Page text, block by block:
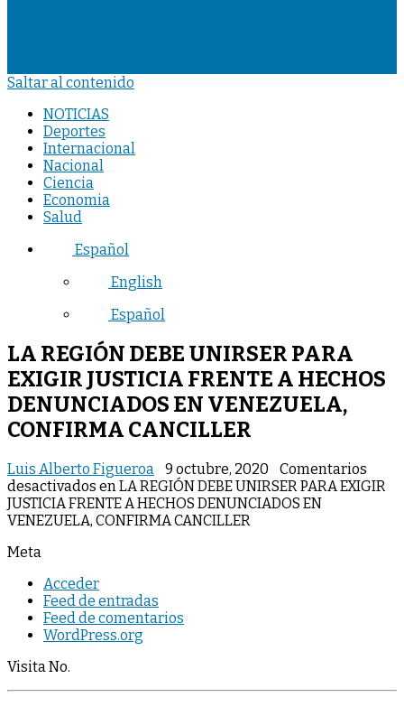
Saltar al contenido
NOTICIAS
Deportes
Internacional
Nacional
Ciencia
Economia
Salud
Español
English
Español
LA REGIÓN DEBE UNIRSER PARA
EXIGIR JUSTICIA FRENTE A HECHOS
DENUNCIADOS EN VENEZUELA,
CONFIRMA CANCILLER
Luis Alberto Figueroa 9 octubre, 2020
Comentarios
desactivados en LA REGIÓN DEBE UNIRSER PARA EXIGIR
JUSTICIA FRENTE A HECHOS DENUNCIADOS EN
VENEZUELA, CONFIRMA CANCILLER
Meta
Acceder
Feed de entradas
Feed de comentarios
WordPress.org
Visita No.